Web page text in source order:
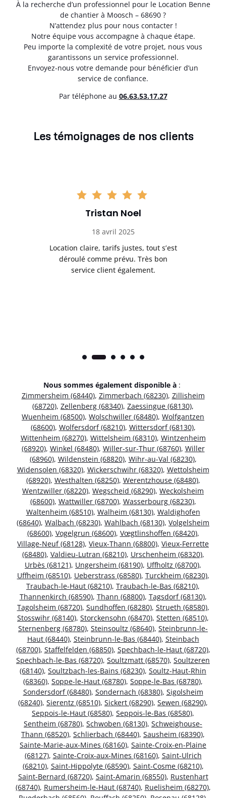
À la recherche d’un professionnel pour le Location Benne
de chantier à Moosch – 68690 ?
N’attendez plus pour nous contacter !
Notre équipe vous accompagne à chaque étape.
Peu importe la complexité de votre projet, nous vous
garantissons un service professionnel.
Envoyez-nous votre demande pour bénéficier d’un
service de confiance.
Par téléphone au 06.63.53.17.27
Les témoignages de nos clients
Tristan Noel
18 avril 2025
Location claire, tarifs justes, tout s’est
déroulé comme prévu. Très bon
service client également.
Nous sommes également disponible à :
Zimmersheim (68440), Zimmerbach (68230), Zillisheim
(68720), Zellenberg (68340), Zaessingue (68130),
Wuenheim (68500), Wolschwiller (68480), Wolfgantzen
(68600), Wolfersdorf (68210), Wittersdorf (68130),
Wittenheim (68270), Wittelsheim (68310), Wintzenheim
(68920), Winkel (68480), Willer-sur-Thur (68760), Willer
(68960), Wildenstein (68820), Wihr-au-Val (68230),
Widensolen (68320), Wickerschwihr (68320), Wettolsheim
(68920), Westhalten (68250), Werentzhouse (68480),
Wentzwiller (68220), Wegscheid (68290), Weckolsheim
(68600), Wattwiller (68700), Wasserbourg (68230),
Waltenheim (68510), Walheim (68130), Waldighofen
(68640), Walbach (68230), Wahlbach (68130), Volgelsheim
(68600), Vogelgrun (68600), Vœgtlinshoffen (68420),
Village-Neuf (68128), Vieux-Thann (68800), Vieux-Ferrette
(68480), Valdieu-Lutran (68210), Urschenheim (68320),
Urbès (68121), Ungersheim (68190), Uffholtz (68700),
Uffheim (68510), Ueberstrass (68580), Turckheim (68230),
Traubach-le-Haut (68210), Traubach-le-Bas (68210),
Thannenkirch (68590), Thann (68800), Tagsdorf (68130),
Tagolsheim (68720), Sundhoffen (68280), Strueth (68580),
Stosswihr (68140), Storckensohn (68470), Stetten (68510),
Sternenberg (68780), Steinsoultz (68640), Steinbrunn-le-
Haut (68440), Steinbrunn-le-Bas (68440), Steinbach
(68700), Staffelfelden (68850), Spechbach-le-Haut (68720),
Spechbach-le-Bas (68720), Soultzmatt (68570), Soultzeren
(68140), Soultzbach-les-Bains (68230), Soultz-Haut-Rhin
(68360), Soppe-le-Haut (68780), Soppe-le-Bas (68780),
Sondersdorf (68480), Sondernach (68380), Sigolsheim
(68240), Sierentz (68510), Sickert (68290), Sewen (68290),
Seppois-le-Haut (68580), Seppois-le-Bas (68580),
Sentheim (68780), Schwoben (68130), Schweighouse-
Thann (68520), Schlierbach (68440), Sausheim (68390),
Sainte-Marie-aux-Mines (68160), Sainte-Croix-en-Plaine
(68127), Sainte-Croix-aux-Mines (68160), Saint-Ulrich
(68210), Saint-Hippolyte (68590), Saint-Cosme (68210),
Saint-Bernard (68720), Saint-Amarin (68550), Rustenhart
(68740), Rumersheim-le-Haut (68740), Ruelisheim (68270),